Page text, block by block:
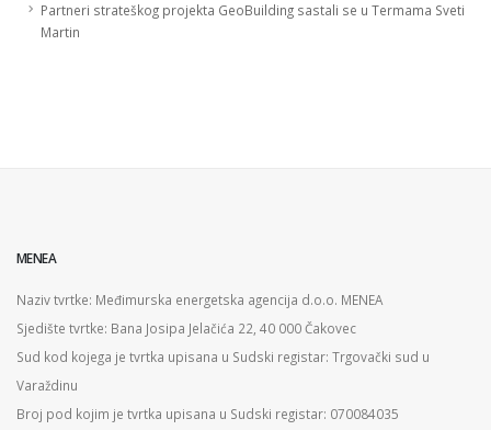
Partneri strateškog projekta GeoBuilding sastali se u Termama Sveti
Martin
MENEA
Naziv tvrtke: Međimurska energetska agencija d.o.o. MENEA
Sjedište tvrtke: Bana Josipa Jelačića 22, 40 000 Čakovec
Sud kod kojega je tvrtka upisana u Sudski registar: Trgovački sud u
Varaždinu
Broj pod kojim je tvrtka upisana u Sudski registar: 070084035